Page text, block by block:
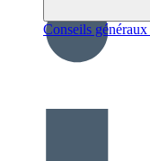
Conseils généraux